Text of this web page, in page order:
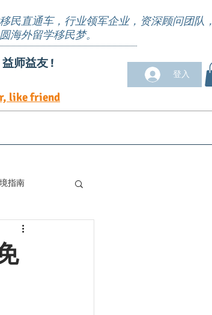
民直通车，行业领军企业，资深顾问团队，
海外留学移民梦。
登入
师益友 !
like friend
指南